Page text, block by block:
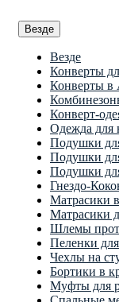
Везде
Везде
Конверты
Конверты в
Конверт-
Одежда для
Подушки
Подушки
Подушки
Гнездо-
Матрасики
Матрасики
Шлемы
Пеленки
Чехлы на
Бортики в
Муфты для